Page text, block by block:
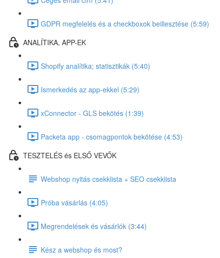
GDPR megfelelés és a checkboxok beillesztése (5:59)
ANALÍTIKA, APP-EK
Shopify analítika; statisztikák (5:40)
Ismerkedés az app-ekkel (5:29)
xConnector - GLS bekötés (1:39)
Packeta app - csomagpontok bekötése (4:53)
TESZTELÉS és ELSŐ VEVŐK
Webshop nyitás csekklista + SEO csekklista
Próba vásárlás (4:05)
Megrendelések és vásárlók (3:44)
Kész a webshop és most?